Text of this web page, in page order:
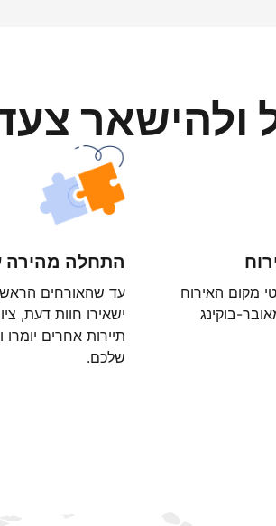
ולהישאר
מקום האירוח
בוקינג
התחלה מהירה
ישאירו חוות דעת,
תיירות אחרים יומרו
שלכם.